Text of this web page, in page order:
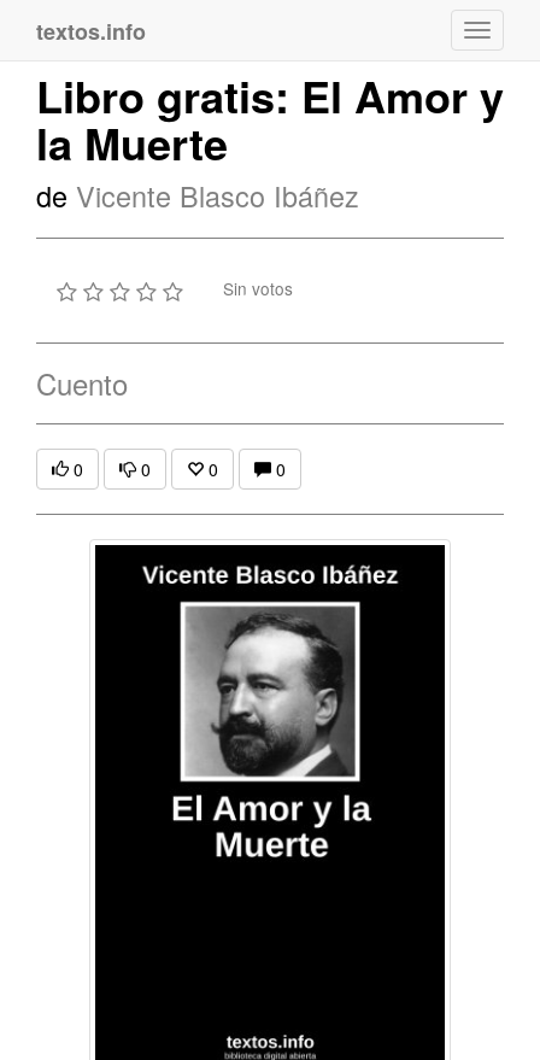
textos.info
Libro gratis: El Amor y
la Muerte
de Vicente Blasco Ibáñez
Sin votos
Cuento
0 0 0 0